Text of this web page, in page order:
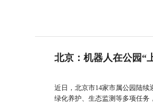
北京：机器人在公园“
近日，北京市14家市属公园陆续
绿化养护、生态监测等多项任务